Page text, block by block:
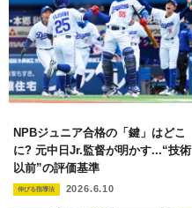
NPBジュニア合格の「鍵」はどこ
に? 元中日Jr.監督が明かす...“技術
以前”の評価基準
伸びる指導法 2026.6.10